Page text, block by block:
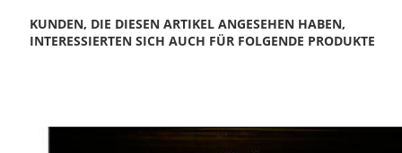
KUNDEN, DIE DIESEN ARTIKEL ANGESEHEN HABEN,
INTERESSIERTEN SICH AUCH FÜR FOLGENDE PRODUKTE